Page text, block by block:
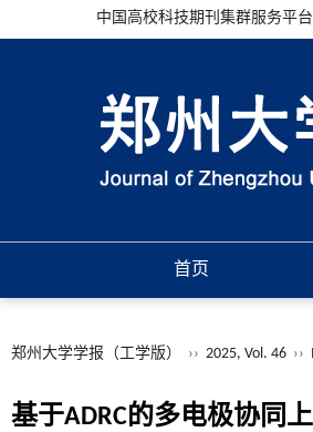
中国高校科技期刊集群服务平台
首页
郑州大学学报（工学版） ›› 2025, Vol. 46 ››
基于ADRC的多电极协同